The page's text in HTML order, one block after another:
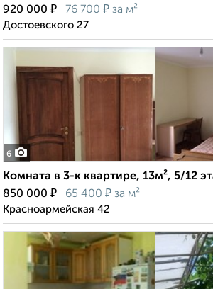
920 000 ₽ 76 700 ₽ за м²
Достоевского 27
6
Комната в 3-к квартире, 13м², 5/12
850 000 ₽ 65 400 ₽ за м²
Красноармейская 42